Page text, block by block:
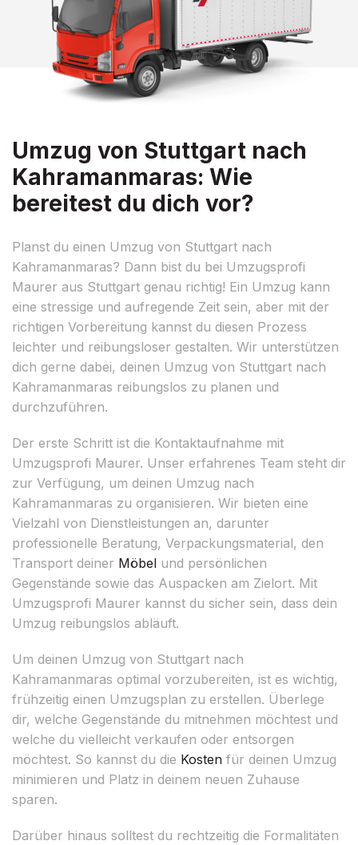
Umzug von Stuttgart nach
Kahramanmaras: Wie
bereitest du dich vor?
Planst du einen Umzug von Stuttgart nach
Kahramanmaras? Dann bist du bei Umzugsprofi
Maurer aus Stuttgart genau richtig! Ein Umzug kann
eine stressige und aufregende Zeit sein, aber mit der
richtigen Vorbereitung kannst du diesen Prozess
leichter und reibungsloser gestalten. Wir unterstützen
dich gerne dabei, deinen Umzug von Stuttgart nach
Kahramanmaras reibungslos zu planen und
durchzuführen.
Der erste Schritt ist die Kontaktaufnahme mit
Umzugsprofi Maurer. Unser erfahrenes Team steht dir
zur Verfügung, um deinen Umzug nach
Kahramanmaras zu organisieren. Wir bieten eine
Vielzahl von Dienstleistungen an, darunter
professionelle Beratung, Verpackungsmaterial, den
Transport deiner Möbel und persönlichen
Gegenstände sowie das Auspacken am Zielort. Mit
Umzugsprofi Maurer kannst du sicher sein, dass dein
Umzug reibungslos abläuft.
Um deinen Umzug von Stuttgart nach
Kahramanmaras optimal vorzubereiten, ist es wichtig,
frühzeitig einen Umzugsplan zu erstellen. Überlege
dir, welche Gegenstände du mitnehmen möchtest und
welche du vielleicht verkaufen oder entsorgen
möchtest. So kannst du die Kosten für deinen Umzug
minimieren und Platz in deinem neuen Zuhause
sparen.
Darüber hinaus solltest du rechtzeitig die Formalitäten